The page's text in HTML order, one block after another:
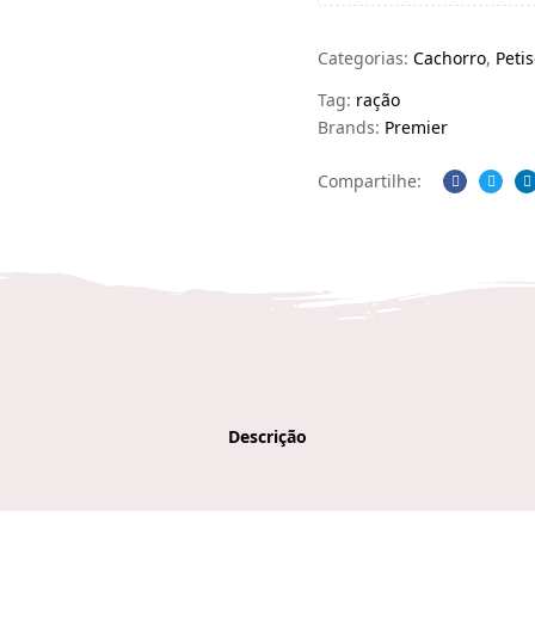
Categorias: Cachorro,
Tag: ração
Brands: Premier
Compartilhe:
Facebook
Descrição